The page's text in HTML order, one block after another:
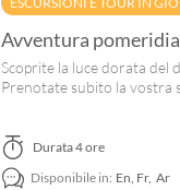
Avventura
Scoprite la luce dorata del
Prenotate subito la vostra
Durata4 ore
Disponibile in: En, Fr, Ar